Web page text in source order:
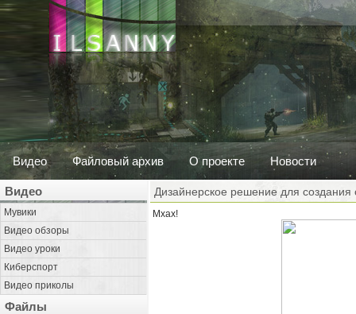
Видео Файловый архив О проекте Новости
Видео
Мувики
Видео обзоры
Видео уроки
Киберспорт
Видео приколы
Файлы
Дизайнерское решение для создания
Мхах!